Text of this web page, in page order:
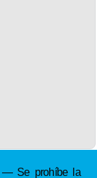
— Se prohíbe la